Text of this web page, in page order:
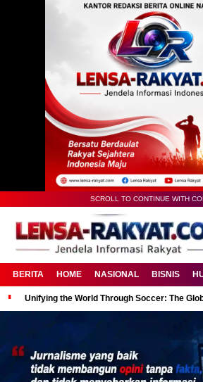
SCROLL TO CONTINUE WITH
BERITA HOME NASIONAL BISNIS
Unifying the World Through Soccer: The